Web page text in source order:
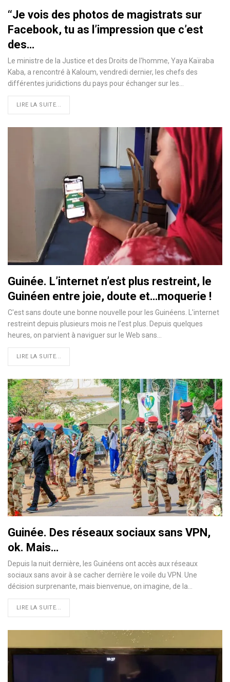
‘‘Je vois des photos de magistrats sur
Facebook, tu as l’impression que c’est
des…
Le ministre de la Justice et des Droits de l'homme, Yaya Kaïraba
Kaba, a rencontré à Kaloum, vendredi dernier, les chefs des
différentes juridictions du pays pour échanger sur les…
LIRE LA SUITE...
Guinée. L’internet n’est plus restreint, le
Guinéen entre joie, doute et…moquerie !
C'est sans doute une bonne nouvelle pour les Guinéens. L'internet
restreint depuis plusieurs mois ne l'est plus. Depuis quelques
heures, on parvient à naviguer sur le Web sans…
LIRE LA SUITE...
Guinée. Des réseaux sociaux sans VPN,
ok. Mais…
Depuis la nuit dernière, les Guinéens ont accès aux réseaux
sociaux sans avoir à se cacher derrière le voile du VPN. Une
décision surprenante, mais bienvenue, on imagine, de la…
LIRE LA SUITE...